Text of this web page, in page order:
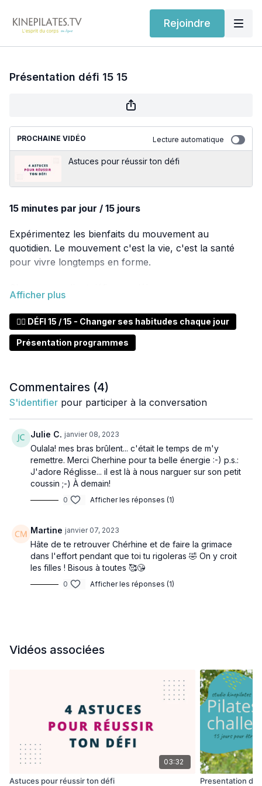
Rejoindre
Présentation défi 15 15
PROCHAINE VIDÉO Lecture automatique
Astuces pour réussir ton défi
15 minutes par jour / 15 jours
Expérimentez les bienfaits du mouvement au
quotidien. Le mouvement c'est la vie, c'est la santé
pour vivre longtemps en forme.
plateforme.
Une nouvelle séance chaque jour conçue pour vous
aider à vous sentir bien dans votre tête et dans votre
Toute les classes peuvent se faire sans matériel mais il
sera possible d'ajouter du petit matériel
🌟 Le matériel optionnel :
1 paire de poids de 500g à 2kg
1 élastique en loop
1 bloc de yoga
1 balle de tennis
https://www.kinepilates.com/materiels
Rejoins le groupe privé : des bonus t'y attendent !
https://www.facebook.com/groups/2697030623680250
🏋️‍♂️ DÉFI 15 / 15 - Changer ses habitudes chaque jour
Présentation programmes
Commentaires (4)
S'identifier pour participer à la conversation
Julie C. janvier 08, 2023
Oulala! mes bras brûlent... c'était le temps de m'y
remettre. Merci Cherhine pour ta belle énergie :-) p.s.:
J'adore Réglisse... il est là à nous narguer sur son petit
coussin ;-) À demain!
0 Afficher les réponses (1)
Martine janvier 07, 2023
Hâte de te retrouver Chérhine et de faire la grimace
dans l'effort pendant que toi tu rigoleras 🤣 On y croit
les filles ! Bisous à toutes 🥰😘
0 Afficher les réponses (1)
Vidéos associées
03:32
Astuces pour réussir ton défi Presentation de